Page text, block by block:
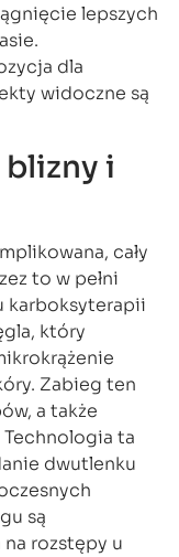
lepszych
dla
widoczne są
i
cały
to w pełni
karboksyterapii
który
Zabieg ten
a także
ta
dwutlenku
są
rozstępy u